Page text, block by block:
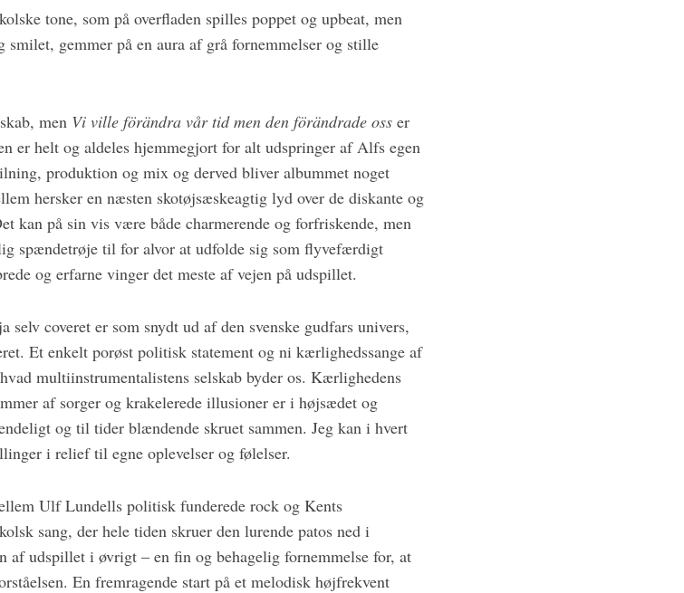
tone, som på overfladen spilles poppet og upbeat, men
smilet, gemmer på en aura af grå fornemmelser og stille
men Vi ville förändra vår tid men den förändrade oss er
er helt og aldeles hjemmegjort for alt udspringer af Alfs egen
produktion og mix og derved bliver albummet noget
hersker en næsten skotøjsæskeagtig lyd over de diskante og
kan på sin vis være både charmerende og forfriskende, men
spændetrøje til for alvor at udfolde sig som flyvefærdigt
og erfarne vinger det meste af vejen på udspillet.
coveret er som snydt ud af den svenske gudfars univers,
Et enkelt porøst politisk statement og ni kærlighedssange af
multiinstrumentalistens selskab byder os. Kærlighedens
af sorger og krakelerede illusioner er i højsædet og
og til tider blændende skruet sammen. Jeg kan i hvert
i relief til egne oplevelser og følelser.
Ulf Lundells politisk funderede rock og Kents
sang, der hele tiden skruer den lurende patos ned i
af udspillet i øvrigt – en fin og behagelig fornemmelse for, at
En fremragende start på et melodisk højfrekvent